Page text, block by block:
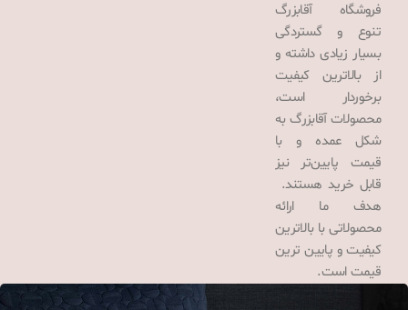
فروشگاه آقابزرگ
تنوع و گستردگی
بسیار زیادی داشته و
از بالاترین کیفیت
برخوردار است،
محصولات آقابزرگ به
شکل عمده و با
قیمت پایین‌تر نیز
قابل خرید هستند.
هدف ما ارائه
محصولاتی با بالاترین
کیفیت و پایین ترین
قیمت است.